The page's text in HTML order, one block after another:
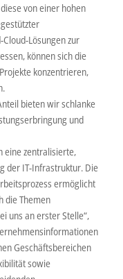
von einer hohen
Lösungen zur
können sich die
konzentrieren,
bieten wir schlanke
und
eine zentralisierte,
der IT-Infrastruktur. Die
ermöglicht
die Themen
uns an erster Stelle“,
Geschäftsbereichen
sowie